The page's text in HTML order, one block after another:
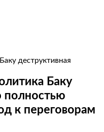
Баку
полностью
к переговорам